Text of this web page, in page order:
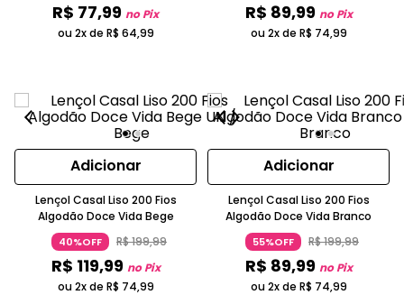
R$ 77,99 no Pix
ou 2x de R$ 64,99
R$ 89,99 no Pix
ou 2x de R$ 74,99
Adicionar
Lençol Casal Liso 200 Fios
Algodão Doce Vida Bege
40%OFF R$199,99
R$ 119,99 no Pix
ou 2x de R$ 74,99
Adicionar
Lençol Casal Liso 200 Fios
Algodão Doce Vida Branco
55%OFF R$199,99
R$ 89,99 no Pix
ou 2x de R$ 74,99